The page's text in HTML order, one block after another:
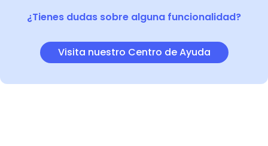
¿Tienes dudas sobre alguna funcionalidad?
Visita nuestro Centro de Ayuda